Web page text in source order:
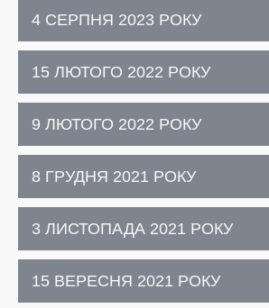
4 СЕРПНЯ 2023 РОКУ
15 ЛЮТОГО 2022 РОКУ
9 ЛЮТОГО 2022 РОКУ
8 ГРУДНЯ 2021 РОКУ
3 ЛИСТОПАДА 2021 РОКУ
15 ВЕРЕСНЯ 2021 РОКУ